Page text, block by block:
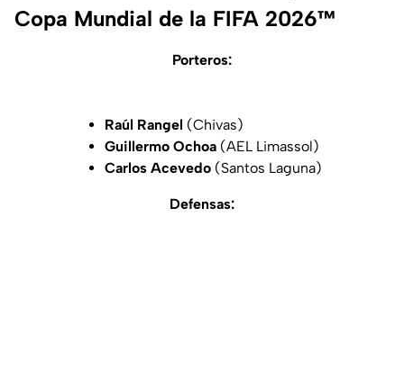
Copa Mundial de la FIFA 2026™
Porteros:
Raúl Rangel (Chivas)
Guillermo Ochoa(AEL Limassol)
Carlos Acevedo(Santos Laguna)
Defensas: